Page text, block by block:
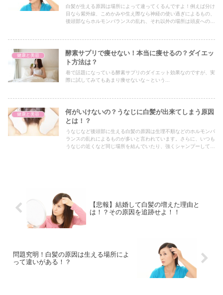
白髪が生える原因は場所によって違ってくるんですよ！例えば分け
目なら紫外線、こめかみや生え際なら神経の使い過ぎによるもの、
後頭部ならホルモンバランスの乱れ、それ以外の場所は頭皮への刺
健康と美容
酵素サプリで痩せない！本当に痩せるの？ダイエッ
ト方法は？
巷で話題になっている酵素サプリのダイエット効果なのですが、実
際に試してみてもあまり痩せないな～という...
健康と美容
何がいけないの？うなじに白髪が出来てしまう原因
とは！？
うなじなど後頭部に生える白髪の原因は生理不順などのホルモンバ
ランスの乱れによるものが多いと言われています。さらに、いつも
うなじの近くなど同じ場所を結んでいたり、強くシャンプーして負
【悲報】結婚して白髪の増えた理由と
は！？その原因を追跡せよ！！
問題究明！白髪の原因は生える場所によ
って違いがある！？